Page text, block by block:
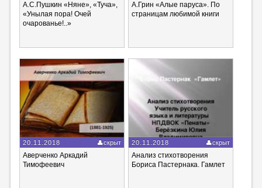
А.С.Пушкин «Няне», «Туча»,
«Унылая пора! Очей
очарованье!..»
А.Грин «Алые паруса». По
страницам любимой книги
20.11.2018 скрыт
Аверченко Аркадий
Тимофеевич
20.11.2018 скрыт
Анализ стихотворения
Бориса Пастернака. Гамлет